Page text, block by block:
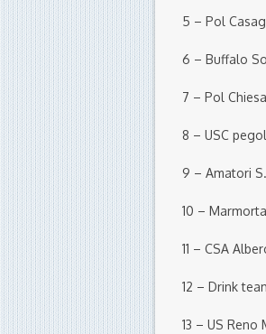
5 – Pol
6 –
7 – Pol
8 –
9 –
10 –
11 –
12 –
13 – US